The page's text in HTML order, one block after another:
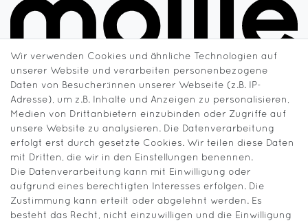
Wir verwenden Cookies und ähnliche Technologien auf
unserer Website und verarbeiten personenbezogene
Daten von Besucher:innen unserer Webseite (z.B. IP-
Adresse), um z.B. Inhalte und Anzeigen zu personalisieren,
Medien von Drittanbietern einzubinden oder Zugriffe auf
unsere Website zu analysieren. Die Datenverarbeitung
erfolgt erst durch gesetzte Cookies. Wir teilen diese Daten
mit Dritten, die wir in den Einstellungen benennen.
Die Datenverarbeitung kann mit Einwilligung oder
aufgrund eines berechtigten Interesses erfolgen. Die
Zustimmung kann erteilt oder abgelehnt werden. Es
besteht das Recht, nicht einzuwilligen und die Einwilligung